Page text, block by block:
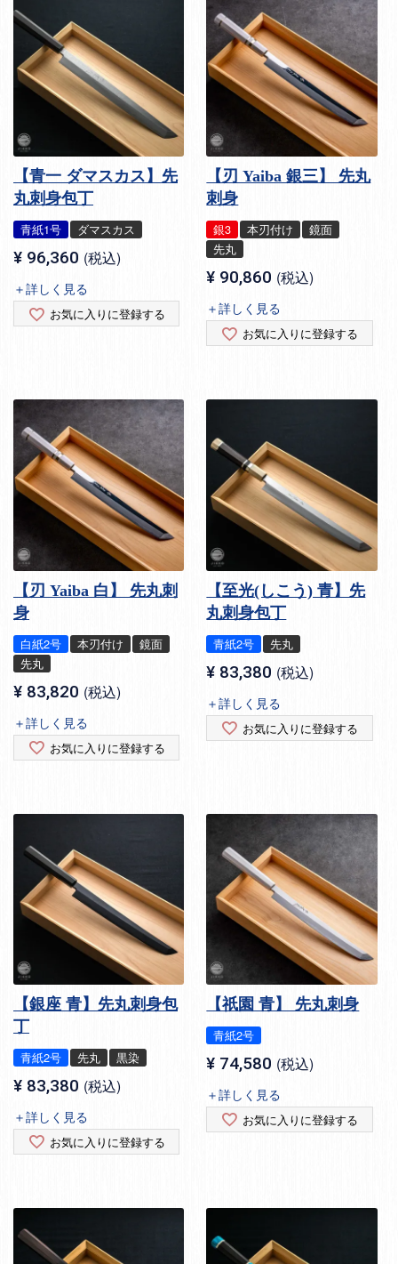
【青一 ダマスカス】先
丸刺身包丁
青紙1号 ダマスカス
¥ 96,360 税込
＋詳しく見る
お気に入りに登録する
【刃 Yaiba 銀三】 先丸
刺身
銀3 本刃付け
鏡面
先丸
¥ 90,860 税込
＋詳しく見る
お気に入りに登録する
【刃 Yaiba 白】 先丸刺
身
白紙2号 本刃付け
鏡面
先丸
¥ 83,820 税込
＋詳しく見る
お気に入りに登録する
【至光(しこう) 青】先
丸刺身包丁
青紙2号 先丸
¥ 83,380 税込
＋詳しく見る
お気に入りに登録する
【銀座 青】先丸刺身包
丁
青紙2号 先丸 黒染
¥ 83,380 税込
＋詳しく見る
お気に入りに登録する
【祇園 青】 先丸刺身
青紙2号
¥ 74,580 税込
＋詳しく見る
お気に入りに登録する